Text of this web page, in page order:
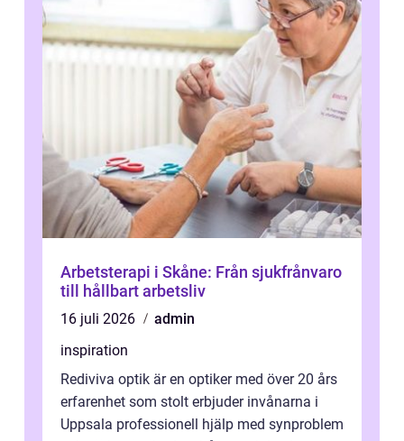
Arbetsterapi i Skåne: Från sjukfrånvaro
till hållbart arbetsliv
16 juli 2026
admin
inspiration
Rediviva optik är en optiker med över 20 års
erfarenhet som stolt erbjuder invånarna i
Uppsala professionell hjälp med synproblem